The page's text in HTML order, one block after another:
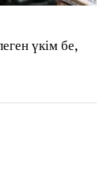
үкім бе,